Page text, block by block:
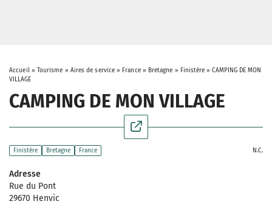
Accueil» Tourisme » Aires de service » France» Bretagne » Finistère »CAMPING DE MON
VILLAGE
CAMPING DE MON VILLAGE
Finistère Bretagne France N.C.
Adresse
Rue du Pont
29670 Henvic